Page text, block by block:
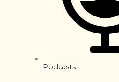
Podcasts